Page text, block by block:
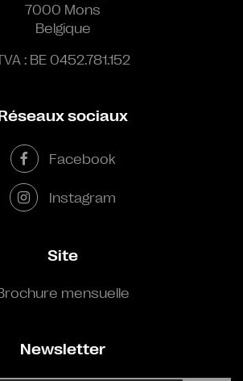
7000 Mons
Belgique
: BE 0452.781.152
sociaux
Facebook
Instagram
Site
mensuelle
Newsletter